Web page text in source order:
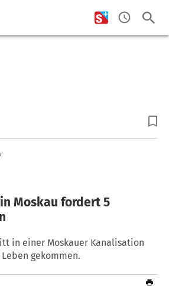
Moskau fordert 5
in einer Moskauer Kanalisation
gekommen.